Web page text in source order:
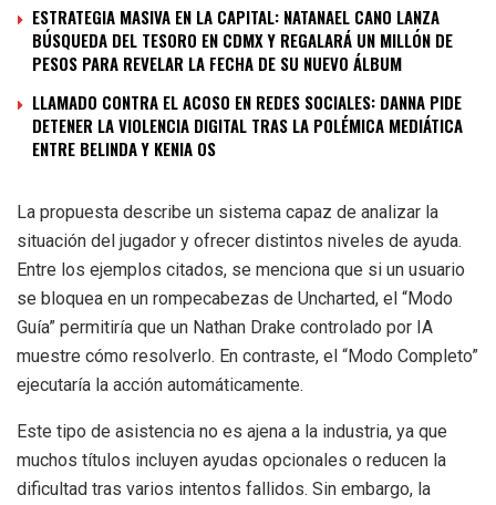
ESTRATEGIA MASIVA EN LA CAPITAL: NATANAEL CANO LANZA
BÚSQUEDA DEL TESORO EN CDMX Y REGALARÁ UN MILLÓN DE
PESOS PARA REVELAR LA FECHA DE SU NUEVO ÁLBUM
LLAMADO CONTRA EL ACOSO EN REDES SOCIALES: DANNA PIDE
DETENER LA VIOLENCIA DIGITAL TRAS LA POLÉMICA MEDIÁTICA
ENTRE BELINDA Y KENIA OS
La propuesta describe un sistema capaz de analizar la
situación del jugador y ofrecer distintos niveles de ayuda.
Entre los ejemplos citados, se menciona que si un usuario
se bloquea en un rompecabezas de Uncharted, el “Modo
Guía” permitiría que un Nathan Drake controlado por IA
muestre cómo resolverlo. En contraste, el “Modo Completo”
ejecutaría la acción automáticamente.
Este tipo de asistencia no es ajena a la industria, ya que
muchos títulos incluyen ayudas opcionales o reducen la
dificultad tras varios intentos fallidos. Sin embargo, la